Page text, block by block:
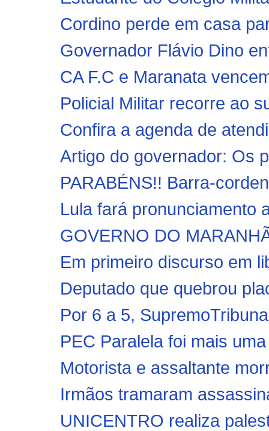
Cordino perde em casa
Governador Flávio Dino
CA F.C e Maranata
Policial Militar recorre ao
Confira a agenda de
Artigo do governador: Os
PARABÉNS!! Barra-
Lula fará pronunciamento
GOVERNO DO
Em primeiro discurso em
Deputado que quebrou
Por 6 a 5,
PEC Paralela foi mais
Motorista e assaltante
Irmãos tramaram
UNICENTRO realiza